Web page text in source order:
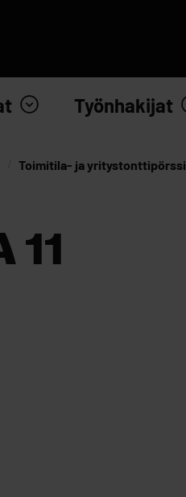
Työnhakijat
Toimitila- ja yritystonttipörssi